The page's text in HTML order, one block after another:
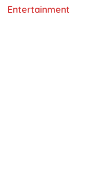
Entertainment